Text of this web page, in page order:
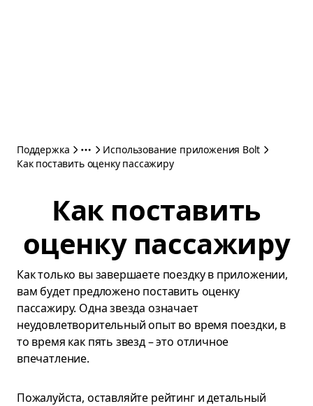
Поддержка
Использование приложения Bolt
Как поставить оценку пассажиру
Как поставить
оценку пассажиру
Как только вы завершаете поездку в приложении,
вам будет предложено поставить оценку
пассажиру. Одна звезда означает
неудовлетворительный опыт во время поездки, в
то время как пять звезд – это отличное
впечатление.
Пожалуйста, оставляйте рейтинг и детальный